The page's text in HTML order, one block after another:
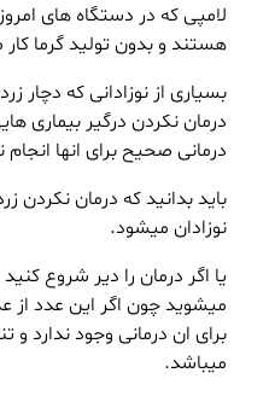
لامپی که در دستگاه های
هستند و بدون تولید گرما
بسیاری از نوزادانی که دچار
درمان نکردن درگیر بیماری
درمانی صحیح برای انها
باید بدانید که درمان
نوزادان میشود.
یا اگر درمان را دیر شروع
میشوید چون اگر این عدد از
برای ان درمانی وجود ندارد و
میباشد.